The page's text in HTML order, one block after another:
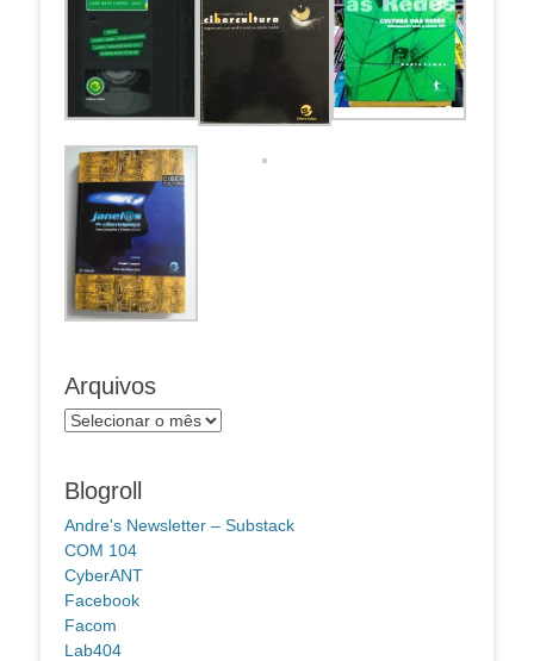
Arquivos
Arquivos
Blogroll
Andre's Newsletter – Substack
COM 104
CyberANT
Facebook
Facom
Lab404